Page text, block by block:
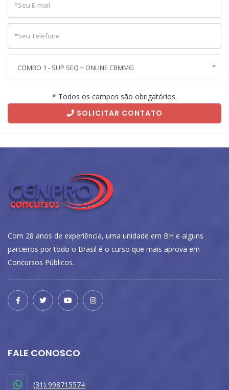
COMBO 1 - SUP SEQ + ONLINE CBMMG
* Todos os campos são obrigatórios.
SOLICITAR CONTATO
Com 28 anos de experiência, uma unidade em BH e alguns
parceiros por todo o Brasil é o curso que mais aprova em
Concursos Públicos.
FALE CONOSCO
(31) 998715574